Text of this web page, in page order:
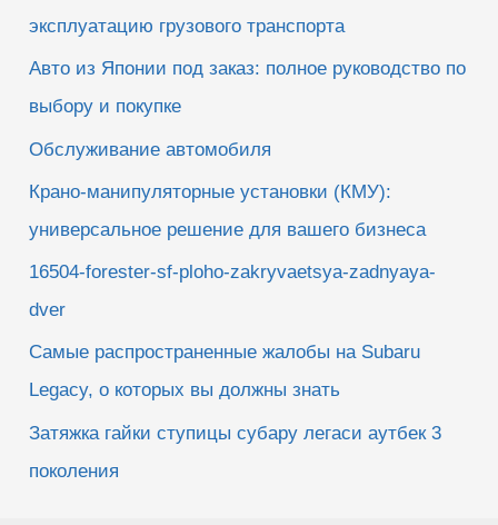
эксплуатацию грузового транспорта
Авто из Японии под заказ: полное руководство по
выбору и покупке
Обслуживание автомобиля
Крано-манипуляторные установки (КМУ):
универсальное решение для вашего бизнеса
16504-forester-sf-ploho-zakryvaetsya-zadnyaya-
dver
Самые распространенные жалобы на Subaru
Legacy, о которых вы должны знать
Затяжка гайки ступицы субару легаси аутбек 3
поколения